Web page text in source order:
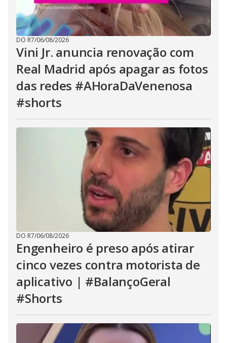
DO R7/06/08/2026
Vini Jr. anuncia renovação com
Real Madrid após apagar as fotos
das redes #AHoraDaVenenosa
#shorts
DO R7/06/08/2026
Engenheiro é preso após atirar
cinco vezes contra motorista de
aplicativo | #BalançoGeral
#Shorts